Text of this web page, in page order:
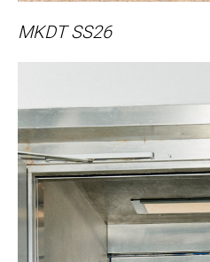
MKDT SS26